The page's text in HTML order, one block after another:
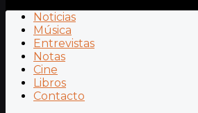
Noticias
Música
Entrevistas
Notas
Cine
Libros
Contacto